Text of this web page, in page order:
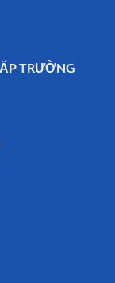
TRƯỜNG